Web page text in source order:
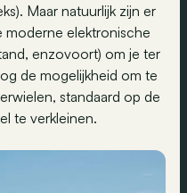
Maar natuurlijk zijn er
moderne elektronische
enzovoort) om je ter
de mogelijkheid om te
standaard op de
te verkleinen.